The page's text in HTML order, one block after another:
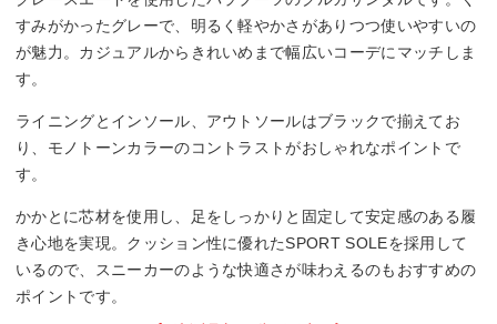
すみがかったグレーで、明るく軽やかさがありつつ使いやすいの
が魅力。カジュアルからきれいめまで幅広いコーデにマッチしま
す。
ライニングとインソール、アウトソールはブラックで揃えてお
り、モノトーンカラーのコントラストがおしゃれなポイントで
す。
かかとに芯材を使用し、足をしっかりと固定して安定感のある履
き心地を実現。クッション性に優れたSPORT SOLEを採用して
いるので、スニーカーのような快適さが味わえるのもおすすめの
ポイントです。